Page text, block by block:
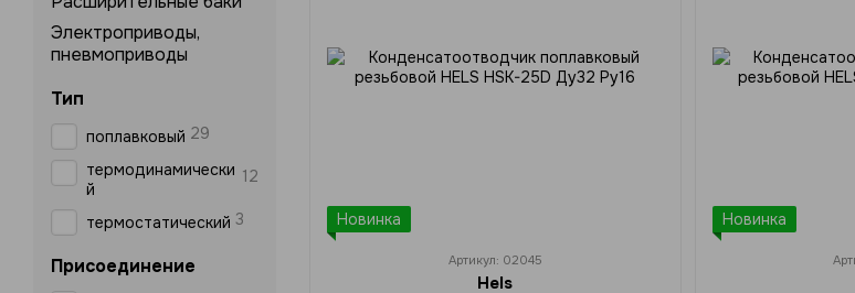
Новинка
Артикул: 02045
Hels
Новинка
Электроприводы,
пневмоприводы
Тип
поплавковый 29
термодинамически
й
12
термостатический 3
Присоединение